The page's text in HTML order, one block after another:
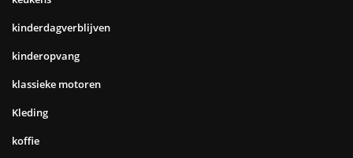
kinderdagverblijven
kinderopvang
klassieke motoren
Kleding
koffie